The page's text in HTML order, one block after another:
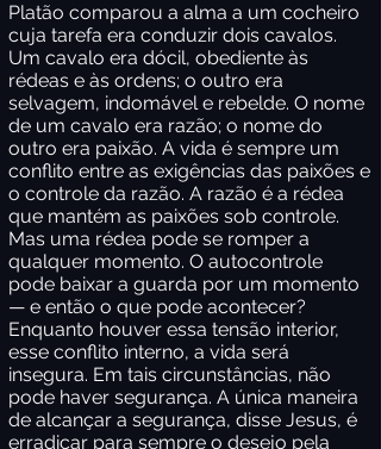
Platão comparou a alma a um cocheiro
cuja tarefa era conduzir dois cavalos.
Um cavalo era dócil, obediente às
rédeas e às ordens; o outro era
selvagem, indomável e rebelde. O nome
de um cavalo era razão; o nome do
outro era paixão. A vida é sempre um
conflito entre as exigências das paixões e
o controle da razão. A razão é a rédea
que mantém as paixões sob controle.
Mas uma rédea pode se romper a
qualquer momento. O autocontrole
pode baixar a guarda por um momento
— e então o que pode acontecer?
Enquanto houver essa tensão interior,
esse conflito interno, a vida será
insegura. Em tais circunstâncias, não
pode haver segurança. A única maneira
de alcançar a segurança, disse Jesus, é
erradicar para sempre o desejo pela